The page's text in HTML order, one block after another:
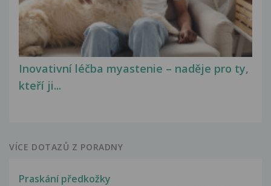
Inovativní léčba myastenie – naděje pro ty,
kteří ji...
VÍCE DOTAZŮ Z PORADNY
Praskání předkožky